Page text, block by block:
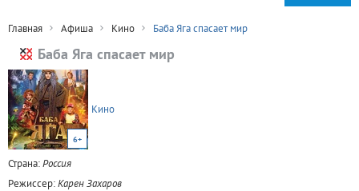
Главная Афиша Кино Баба Яга спасает мир
Баба Яга спасает мир
6+
Кино
Страна:Россия
Режиссер:Карен Захаров